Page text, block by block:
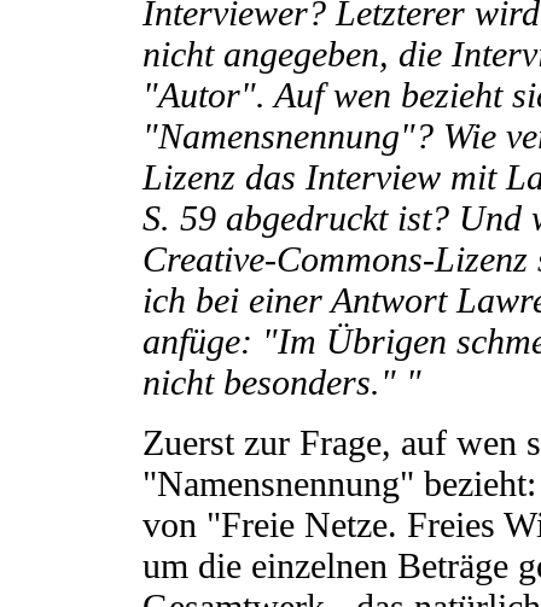
Interviewer? Letzterer
nicht angegeben, die
"Autor". Auf wen bezieht
"Namensnennung"? Wie
Lizenz das Interview mit
S. 59 abgedruckt ist? Und
Creative-Commons-
ich bei einer Antwort
anfüge: "Im Übrigen
nicht besonders." "
Zuerst zur Frage, auf wen
"Namensnennung"
von "Freie Netze. Freies
um die einzelnen Beträge